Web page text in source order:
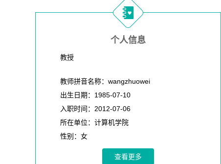
个人信息
教授
教师拼音名称：wangzhuowei
出生日期：1985-07-10
入职时间：2012-07-06
所在单位：计算机学院
性别：女
在职信息：在职
查看更多